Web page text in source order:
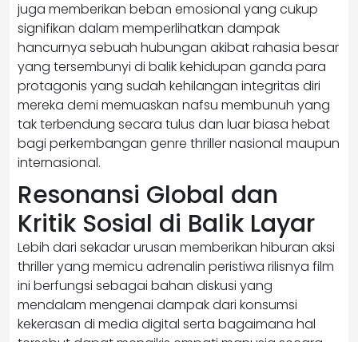
juga memberikan beban emosional yang cukup
signifikan dalam memperlihatkan dampak
hancurnya sebuah hubungan akibat rahasia besar
yang tersembunyi di balik kehidupan ganda para
protagonis yang sudah kehilangan integritas diri
mereka demi memuaskan nafsu membunuh yang
tak terbendung secara tulus dan luar biasa hebat
bagi perkembangan genre thriller nasional maupun
internasional.
Resonansi Global dan
Kritik Sosial di Balik Layar
Lebih dari sekadar urusan memberikan hiburan aksi
thriller yang memicu adrenalin peristiwa rilisnya film
ini berfungsi sebagai bahan diskusi yang
mendalam mengenai dampak dari konsumsi
kekerasan di media digital serta bagaimana hal